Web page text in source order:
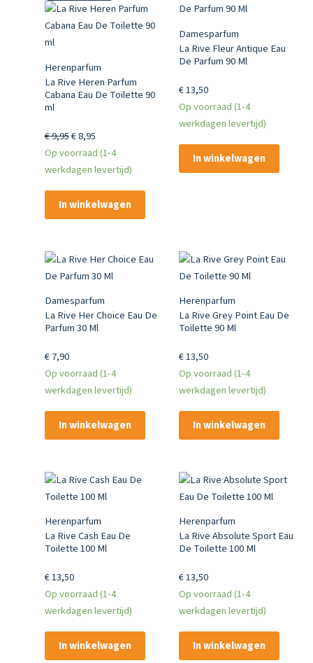
Herenparfum
La Rive Heren Parfum
Cabana Eau De Toilette 90
ml
€9,95Oorspronkelijke
prijs
was:
€8,95Huidige
prijs
is:
Op voorraad (1-4
werkdagen levertijd)
In winkelwagen
Damesparfum
La Rive Fleur Antique Eau
De Parfum 90 Ml
€13,50
Op voorraad (1-4
werkdagen levertijd)
In winkelwagen
Damesparfum
La Rive Her Choice Eau De
Parfum 30 Ml
€7,90
Op voorraad (1-4
werkdagen levertijd)
In winkelwagen
Herenparfum
La Rive Grey Point Eau De
Toilette 90 Ml
€13,50
Op voorraad (1-4
werkdagen levertijd)
In winkelwagen
Herenparfum
La Rive Cash Eau De
Toilette 100 Ml
€13,50
Op voorraad (1-4
werkdagen levertijd)
In winkelwagen
Herenparfum
La Rive Absolute Sport Eau
De Toilette 100 Ml
€13,50
Op voorraad (1-4
werkdagen levertijd)
In winkelwagen